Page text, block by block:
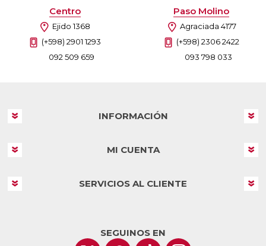
Centro
Ejido 1368
(+598) 2901 1293
092 509 659
Paso Molino
Agraciada 4177
(+598) 2306 2422
093 798 033
INFORMACIÓN
MI CUENTA
SERVICIOS AL CLIENTE
SEGUINOS EN